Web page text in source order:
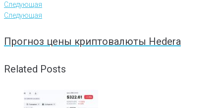
Следующая
Следующая
Прогноз цены криптовалюты Hedera
Related Posts